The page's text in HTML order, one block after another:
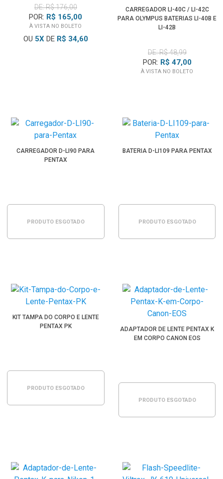
DE: R$ 176,00
POR: R$ 165,00
À VISTA NO BOLETO
OU 5XDE R$ 34,60
CARREGADOR LI-40C / LI-42C
PARA OLYMPUS BATERIAS LI-40B E
LI-42B
DE: R$ 48,99
POR: R$ 47,00
À VISTA NO BOLETO
CARREGADOR D-LI90 PARA
PENTAX
PRODUTO ESGOTADO
BATERIA D-LI109 PARA PENTAX
PRODUTO ESGOTADO
KIT TAMPA DO CORPO E LENTE
PENTAX PK
PRODUTO ESGOTADO
ADAPTADOR DE LENTE PENTAX K
EM CORPO CANON EOS
PRODUTO ESGOTADO